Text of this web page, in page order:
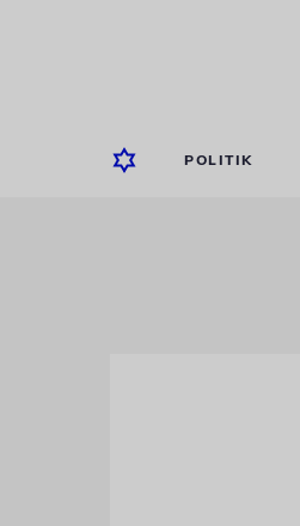
POLITIK